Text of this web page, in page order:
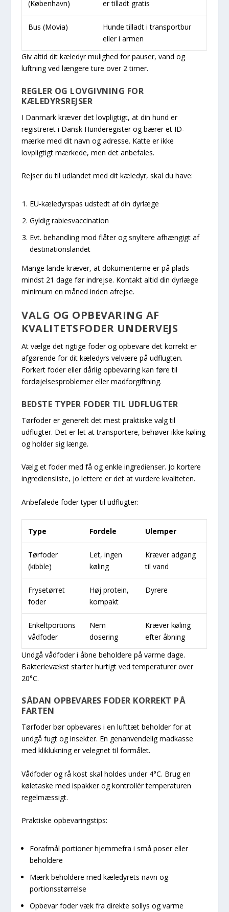
(København) er tilladt gratis
Bus (Movia)
Hunde tilladt i transportbur
eller i armen
Giv altid dit kæledyr mulighed for pauser, vand og
luftning ved længere ture over 2 timer.
REGLER OG LOVGIVNING FOR
KÆLEDYRSREJSER
I Danmark kræver det lovpligtigt, at din hund er
registreret i Dansk Hunderegister og bærer et ID-
mærke med dit navn og adresse. Katte er ikke
lovpligtigt mærkede, men det anbefales.
Rejser du til udlandet med dit kæledyr, skal du have:
EU-kæledyrspas udstedt af din dyrlæge
Gyldig rabiesvaccination
Evt. behandling mod flåter og snyltere afhængigt af
destinationslandet
Mange lande kræver, at dokumenterne er på plads
mindst 21 dage før indrejse. Kontakt altid din dyrlæge
minimum en måned inden afrejse.
VALG OG OPBEVARING AF
KVALITETSFODER UNDERVEJS
At vælge det rigtige foder og opbevare det korrekt er
afgørende for dit kæledyrs velvære på udflugten.
Forkert foder eller dårlig opbevaring kan føre til
fordøjelsesproblemer eller madforgiftning.
BEDSTE TYPER FODER TIL UDFLUGTER
Tørfoder er generelt det mest praktiske valg til
udflugter. Det er let at transportere, behøver ikke køling
og holder sig længe.
Vælg et foder med få og enkle ingredienser. Jo kortere
ingrediensliste, jo lettere er det at vurdere kvaliteten.
Anbefalede foder typer til udflugter:
Type Fordele Ulemper
Tørfoder
(kibble)
Let, ingen
køling
Kræver adgang
til vand
Frysetørret
foder
Høj protein,
kompakt
Dyrere
Enkeltportions
vådfoder
Nem
dosering
Kræver køling
efter åbning
Undgå vådfoder i åbne beholdere på varme dage.
Bakterievækst starter hurtigt ved temperaturer over
20°C.
SÅDAN OPBEVARES FODER KORREKT PÅ
FARTEN
Tørfoder bør opbevares i en lufttæt beholder for at
undgå fugt og insekter. En genanvendelig madkasse
med kliklukning er velegnet til formålet.
Vådfoder og rå kost skal holdes under 4°C. Brug en
køletaske med ispakker og kontrollér temperaturen
regelmæssigt.
Praktiske opbevaringstips:
Forafmål portioner hjemmefra i små poser eller
beholdere
Mærk beholdere med kæledyrets navn og
portionsstørrelse
Opbevar foder væk fra direkte sollys og varme